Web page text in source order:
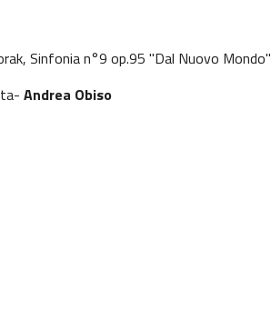
Sinfonia n°9 op.95 "Dal Nuovo Mondo"
Andrea Obiso